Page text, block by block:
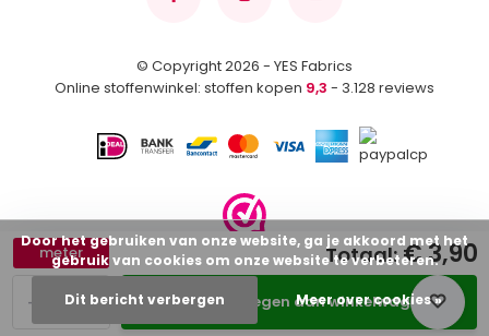
+
-
meter
Toevoegen aan winkelwagen
Totaal:€ 3,90
© Copyright 2026 - YES Fabrics
Online stoffenwinkel: stoffen kopen 9,3 - 3.128 reviews
Door het gebruiken van onze website, ga je akkoord met het
gebruik van cookies om onze website te verbeteren.
Dit bericht verbergen Meer over cookies »